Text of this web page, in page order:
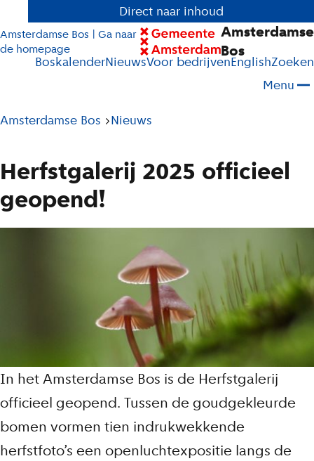
Direct naar inhoud
Amsterdamse Bos | Ga naar
de homepage
Amsterdamse
Bos
BoskalenderNieuwsVoor bedrijvenEnglishZoeken
Menu
Pad
huidige
Amsterdamse Bos Nieuws
Herfstgalerij 2025 officieel
geopend!
In het Amsterdamse Bos is de Herfstgalerij
officieel geopend. Tussen de goudgekleurde
bomen vormen tien indrukwekkende
herfstfoto’s een openlucht­expositie langs de